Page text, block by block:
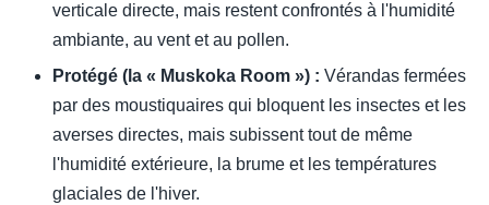
verticale directe, mais restent confrontés à l'humidité
ambiante, au vent et au pollen.
Protégé (la « Muskoka Room ») : Vérandas fermées
par des moustiquaires qui bloquent les insectes et les
averses directes, mais subissent tout de même
l'humidité extérieure, la brume et les températures
glaciales de l'hiver.